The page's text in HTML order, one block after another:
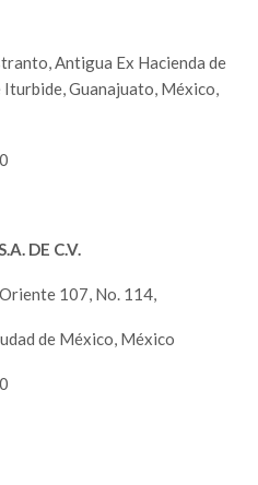
Antigua Ex Hacienda de
Iturbide, Guanajuato, México,
DE C.V.
107, No. 114,
de México, México